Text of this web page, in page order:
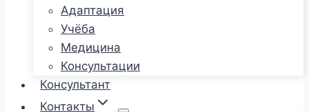
Адаптация
Учёба
Медицина
Консультации
Консультант
Контакты